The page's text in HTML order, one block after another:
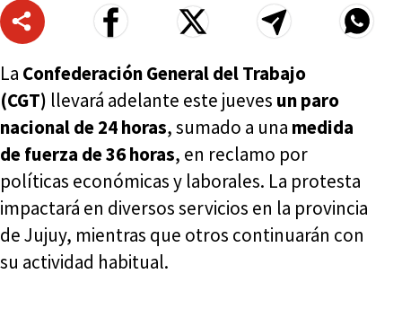
La Confederación General del Trabajo
(CGT) llevará adelante este jueves un paro
nacional de 24 horas, sumado a una medida
de fuerza de 36 horas, en reclamo por
políticas económicas y laborales. La protesta
impactará en diversos servicios en la provincia
de Jujuy, mientras que otros continuarán con
su actividad habitual.